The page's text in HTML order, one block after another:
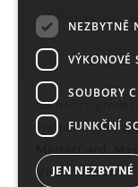
Ochrana
Na našich
Přijímáme tyto
MasterCard,
Visa Electron
NEZBYTNĚ
VÝKONOVÉ
SOUBORY
FUNKČNÍ
JEN NEZBYTNÉ